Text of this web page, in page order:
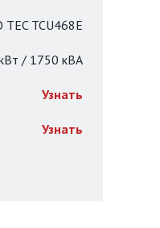
TEC TCU468E
/ 1750 кВА
Узнать
Узнать